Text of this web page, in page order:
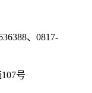
、0817-
号